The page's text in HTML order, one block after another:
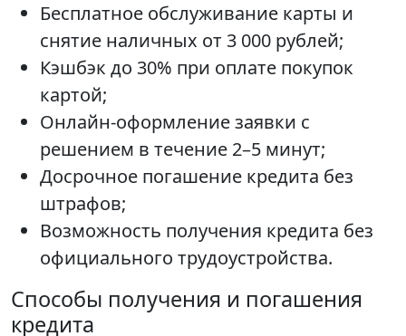
Бесплатное обслуживание карты и
снятие наличных от 3 000 рублей;
Кэшбэк до 30% при оплате покупок
картой;
Онлайн-оформление заявки с
решением в течение 2–5 минут;
Досрочное погашение кредита без
штрафов;
Возможность получения кредита без
официального трудоустройства.
Способы получения и погашения
кредита